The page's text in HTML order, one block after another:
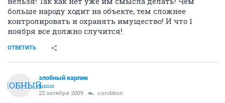
больше народу ходит на объекте, тем сложнее
контролировать и охранять имущество! И что 1
ноября все должно случится!
ОТВЕТИТЬ
злобный карлик
junior
22 октября 2009 condition